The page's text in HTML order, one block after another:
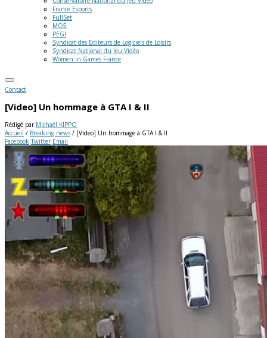
France Esports
FullSet
MO5
PEGI
Syndicat des Editeurs de Logiciels de Loisirs
Syndicat National du Jeu Vidéo
Women in Games France
Contact
[Video] Un hommage à GTA I & II
Rédigé par Michaël KIPPO
Accueil / Breaking news / [Video] Un hommage à GTA I & II
Facebook Twitter Email